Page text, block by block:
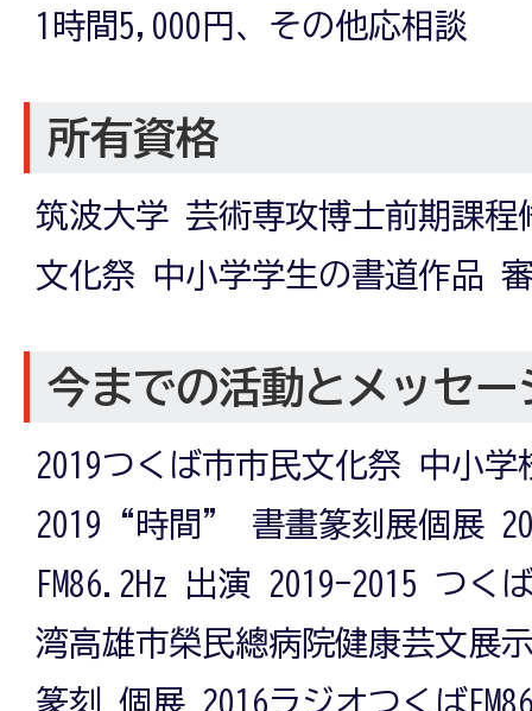
1時間5,000円、その他応相談
所有資格
筑波大学 芸術専攻博士前期課
文化祭 中小学学生の書道作品
今までの活動とメッセー
2019つくば市市民文化祭 中小学
2019“時間” 書畫篆刻展個展
FM86.2Hz 出演 2019-2015 つく
湾高雄市榮民總病院健康芸文
篆刻 個展 2016ラジオつくば